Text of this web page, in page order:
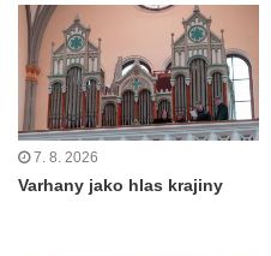
7. 8. 2026
Varhany jako hlas krajiny